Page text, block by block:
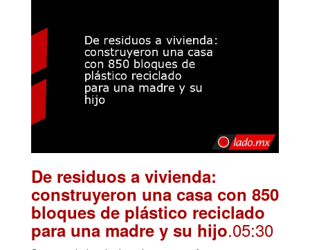
De residuos a vivienda:
construyeron una casa con 850
bloques de plástico reciclado
para una madre y su hijo.05:30